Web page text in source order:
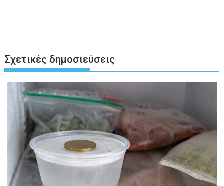
Σχετικές δημοσιεύσεις